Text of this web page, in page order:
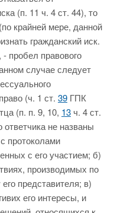
(п. 11 ч. 4 ст. 44), то
крайней мере, данной
гражданский иск.
пробел правового
случае следует
(ч. 1 ст. 39 ГПК
(п. п. 9, 10, 13 ч. 4 ст.
не названы
протоколами
с его участием; б)
производимых по
представителя; в)
его интересы, и